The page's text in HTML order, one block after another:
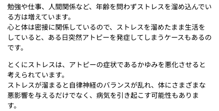
勉強や仕事、人間関係など、年齢を問わずストレスを溜め込んでい
る方は増えています。
心と体は密接に関係しているので、ストレスを溜めたまま生活を
していると、ある日突然アトピーを発症してしまうケースもあるの
です。
とくにストレスは、アトピーの症状であるかゆみを悪化させると
考えられています。
ストレスが溜まると自律神経のバランスが乱れ、体にさまざまな
悪影響を与えるだけでなく、病気を引き起こす可能性もありま
す。